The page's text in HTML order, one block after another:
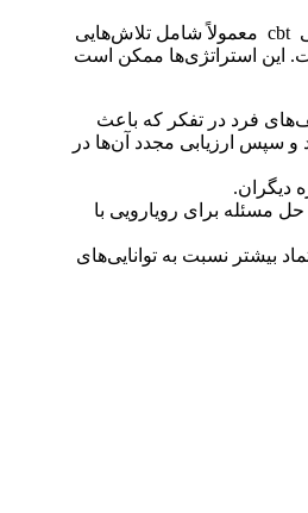
رویکرد رفتار درمانی شناختی cbt معمولاً شامل تلاش‌هایی
این استراتژی‌ها ممکن است
فرد در تفکر که باعث
سپس ارزیابی مجدد آن‌ها در
دیگران.
مسئله برای رویارویی با
بیشتر نسبت به توانایی‌های